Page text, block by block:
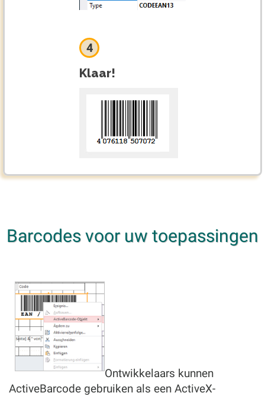
4
Klaar!
Barcodes voor uw toepassingen
Ontwikkelaars kunnen
ActiveBarcode gebruiken als een ActiveX-